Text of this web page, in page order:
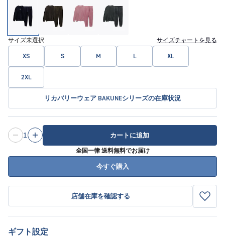
サイズ未選択 サイズチャートを見る
XS S M L XL
2XL
リカバリーウェア BAKUNEシリーズの在庫状況
1 カートに追加
全国一律 送料無料でお届け
今すぐ購入
店舗在庫を確認する
ギフト設定